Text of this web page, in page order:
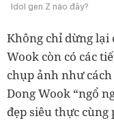
Idol gen Z nào đây?
Không chỉ dừng lại
Wook còn có các
chụp ảnh như
Dong Wook “ngổ
đẹp siêu thực